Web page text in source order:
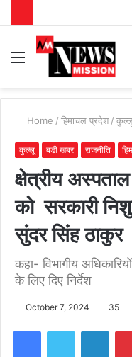
Menu
Home / हिमाचल प्रदेश /
कुल्लू बड़ी खबर राजनीति
क्षेत्रीय
को सरकारी
सुंदर सिंह ठाकुर
कहा- विभागीय
के लिए दिए निर्देश
October 7, 2024 35